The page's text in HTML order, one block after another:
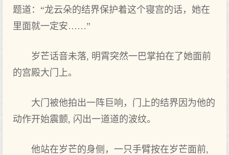
题道：“龙云朵的结界保护着这个寝宫的话，她在
里面就一定安……”
岁芒话音未落, 明霄突然一巴掌拍在了她面前
的宫殿大门上。
大门被他拍出一阵巨响，门上的结界因为他的
动作开始震颤, 闪出一道道的波纹。
他站在岁芒的身侧，一只手臂按在岁芒面前,